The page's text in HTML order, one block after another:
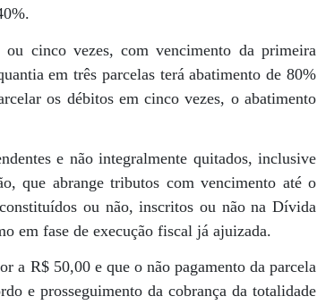
cinco vezes, com vencimento da primeira
em três parcelas terá abatimento de 80%
os débitos em cinco vezes, o abatimento
e não integralmente quitados, inclusive
que abrange tributos com vencimento até o
ou não, inscritos ou não na Dívida
em fase de execução fiscal já ajuizada.
a R$ 50,00 e que o não pagamento da parcela
e prosseguimento da cobrança da totalidade